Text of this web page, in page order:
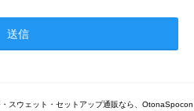
スウェット・セットアップ通販なら、OtonaSpocon